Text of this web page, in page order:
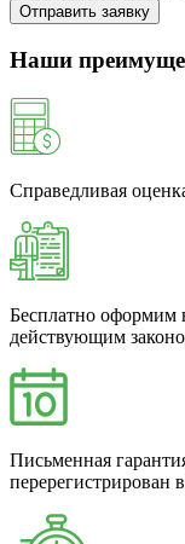
Отправить заявку
Наши
Справедливая
Бесплатно оформим
действующим
Письменная
перерегистрирован